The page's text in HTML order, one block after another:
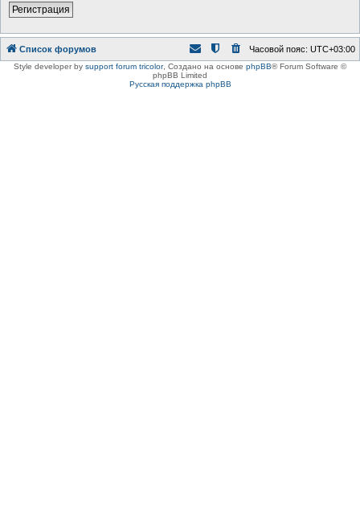
Регистрация
Список форумов Часовой пояс: UTC+03:00
Style developer by support forum tricolor, Создано на основе phpBB® Forum Software ©
phpBB Limited
Русская поддержка phpBB